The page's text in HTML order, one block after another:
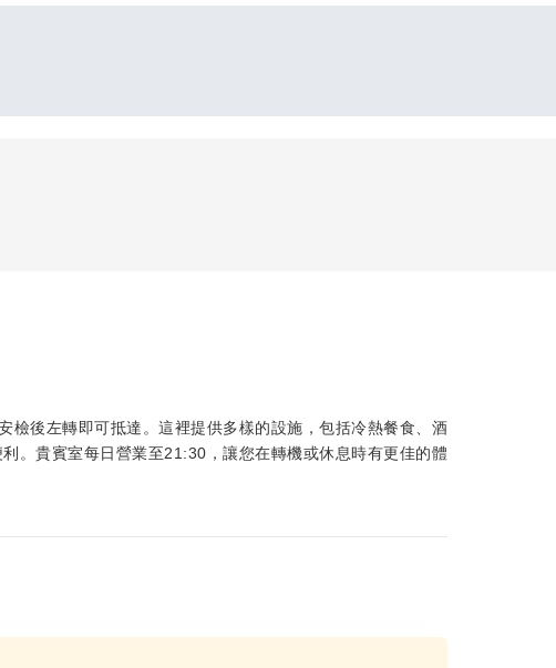
後左轉即可抵達。這裡提供多樣的設施，包括冷熱餐食、酒
。貴賓室每日營業至21:30，讓您在轉機或休息時有更佳的體